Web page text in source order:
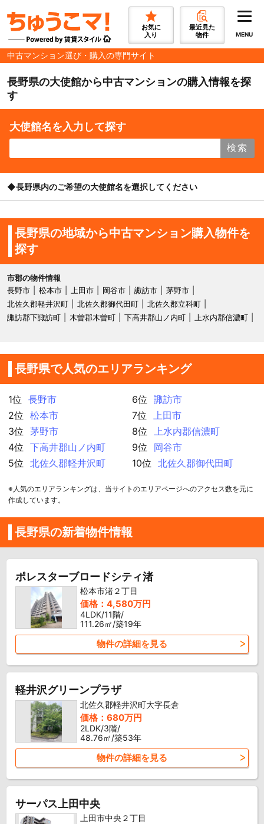
お気に
入り
最近見た
物件
MENU
中古マンション選び・購入の専門サイト
長野県の大使館から中古マンションの購入情報を探
す
大使館名を入力して探す
検索
◆長野県内のご希望の大使館名を選択してください
長野県の地域から中古マンション購入物件を
探す
市郡の物件情報
長野市
松本市 上田市 岡谷市 諏訪市
茅野市
北佐久郡軽井沢町
北佐久郡御代田町
北佐久郡立科町
諏訪郡下諏訪町
木曽郡木曽町 下高井郡山ノ内町 上水内郡信濃町
長野県で人気のエリアランキング
1位
長野市
2位
松本市
3位
茅野市
4位
下高井郡山ノ内町
5位
北佐久郡軽井沢町
6位
諏訪市
7位
上田市
8位
上水内郡信濃町
9位
岡谷市
10位
北佐久郡御代田町
※人気のエリアランキングは、当サイトのエリアページへのアクセス数を元に
作成しています。
長野県の新着物件情報
ポレスターブロードシティ渚
松本市渚２丁目
価格：4,580万円
4LDK/11階/
111.26㎡/築19年
物件の詳細を見る
軽井沢グリーンプラザ
北佐久郡軽井沢町大字長倉
価格：680万円
2LDK/3階/
48.76㎡/築53年
物件の詳細を見る
サーパス上田中央
上田市中央２丁目